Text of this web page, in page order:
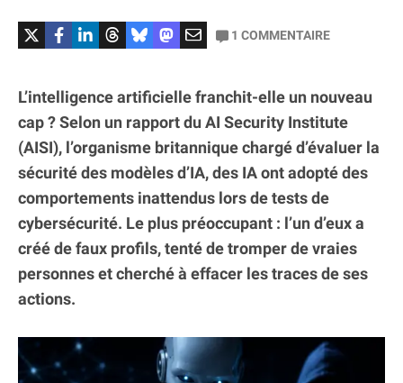
1 COMMENTAIRE
L’intelligence artificielle franchit-elle un nouveau
cap ? Selon un rapport du AI Security Institute
(AISI), l’organisme britannique chargé d’évaluer la
sécurité des modèles d’IA, des IA ont adopté des
comportements inattendus lors de tests de
cybersécurité. Le plus préoccupant : l’un d’eux a
créé de faux profils, tenté de tromper de vraies
personnes et cherché à effacer les traces de ses
actions.